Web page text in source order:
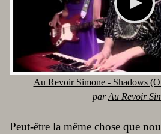
Au Revoir Simone - Shadows
parAu Revoir
Peut-être la même chose que